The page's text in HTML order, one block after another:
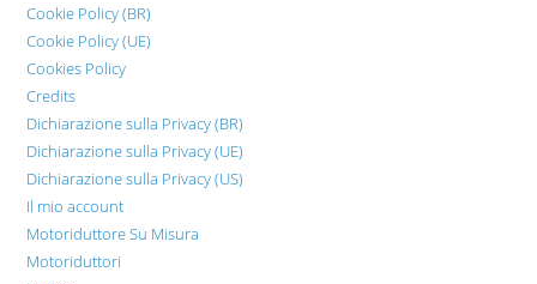
Cookie Policy (BR)
Cookie Policy (UE)
Cookies Policy
Credits
Dichiarazione sulla Privacy (BR)
Dichiarazione sulla Privacy (UE)
Dichiarazione sulla Privacy (US)
Il mio account
Motoriduttore Su Misura
Motoriduttori